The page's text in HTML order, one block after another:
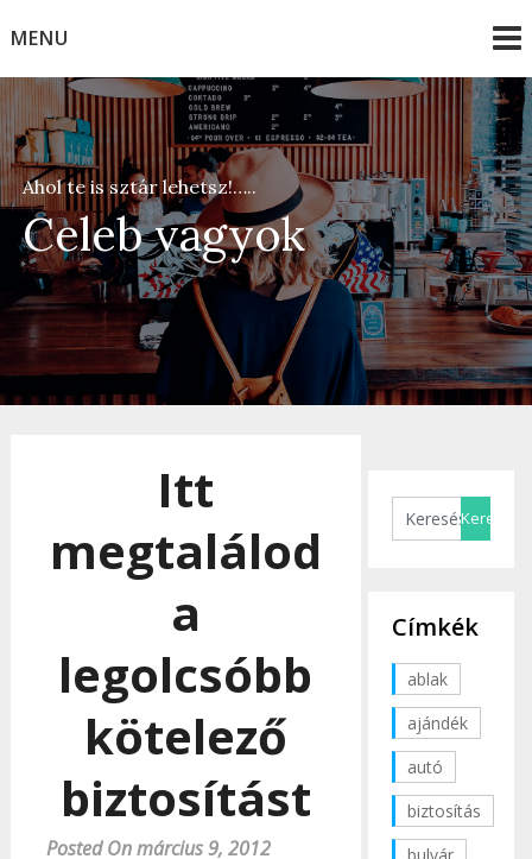
toMENU
Celeb vagyok
Ahol te is sztár lehetsz!…..
Itt
megtalálod
a
legolcsóbb
kötelező
biztosítást
Posted On március 9, 2012
Címkék
ablak
ajándék
autó
biztosítás